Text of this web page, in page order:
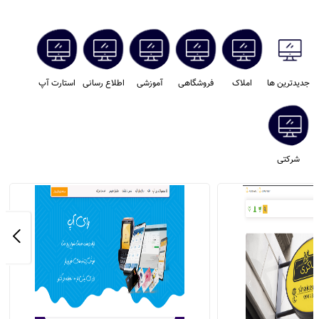
جديدترين ها املاک فروشگاهی آموزشی اطلاع رسانی استارت آپ
شرکتی